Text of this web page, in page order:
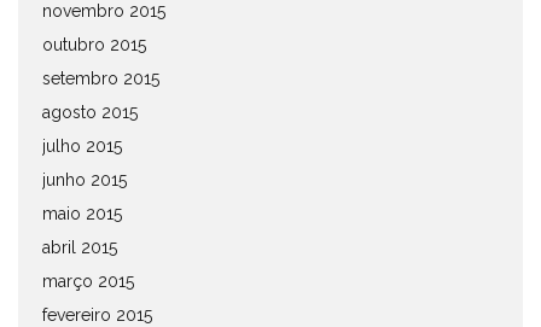
novembro 2015
outubro 2015
setembro 2015
agosto 2015
julho 2015
junho 2015
maio 2015
abril 2015
março 2015
fevereiro 2015